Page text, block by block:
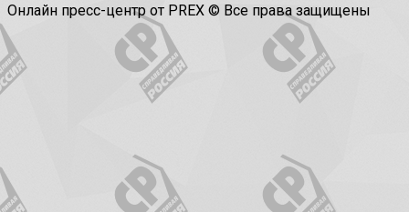
Онлайн пресс-центр от PREX © Все права защищены